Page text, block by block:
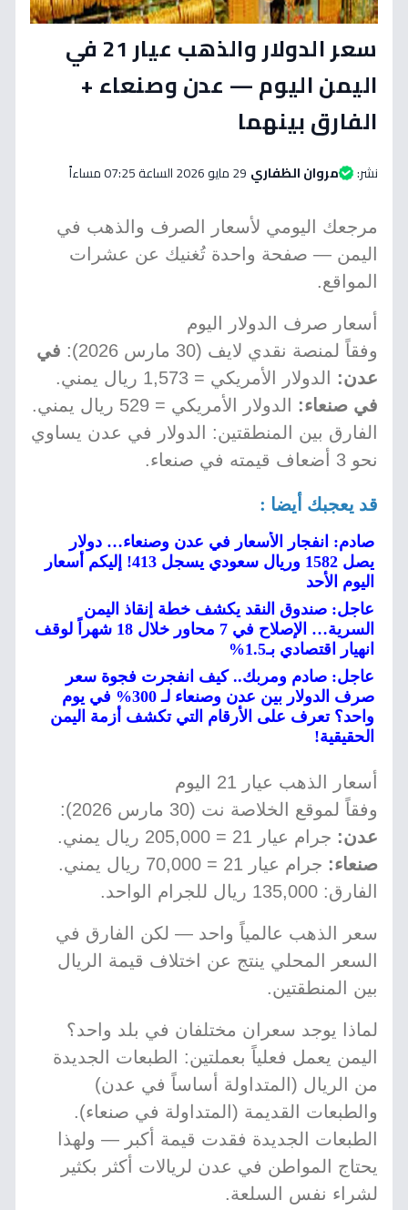
سعر الدولار والذهب عيار 21 في
اليمن اليوم — عدن وصنعاء +
الفارق بينهما
نشر: مروان الظفاري 29 مايو 2026 الساعة 07:25 مساءاً
مرجعك اليومي لأسعار الصرف والذهب في
اليمن — صفحة واحدة تُغنيك عن عشرات
المواقع.
أسعار صرف الدولار اليوم
وفقاً لمنصة نقدي لايف (30 مارس 2026):
في
عدن: الدولار الأمريكي = 1,573 ريال يمني.
في صنعاء:
الدولار الأمريكي = 529 ريال يمني.
الفارق بين المنطقتين: الدولار في عدن يساوي
نحو 3 أضعاف قيمته في صنعاء.
قد يعجبك أيضا :
صادم: انفجار الأسعار في عدن وصنعاء… دولار
يصل 1582 وريال سعودي يسجل 413! إليكم أسعار
اليوم الأحد
عاجل: صندوق النقد يكشف خطة إنقاذ اليمن
السرية… الإصلاح في 7 محاور خلال 18 شهراً لوقف
انهيار اقتصادي بـ1.5%
عاجل: صادم ومربك.. كيف انفجرت فجوة سعر
صرف الدولار بين عدن وصنعاء لـ 300% في يوم
واحد؟ تعرف على الأرقام التي تكشف أزمة اليمن
الحقيقية!
أسعار الذهب عيار 21 اليوم
وفقاً لموقع الخلاصة نت (30 مارس 2026):
عدن: جرام عيار 21 = 205,000 ريال يمني.
صنعاء:
جرام عيار 21 = 70,000 ريال يمني.
الفارق: 135,000 ريال للجرام الواحد.
سعر الذهب عالمياً واحد — لكن الفارق في
السعر المحلي ينتج عن اختلاف قيمة الريال
بين المنطقتين.
لماذا يوجد سعران مختلفان في بلد واحد؟
اليمن يعمل فعلياً بعملتين: الطبعات الجديدة
من الريال (المتداولة أساساً في عدن)
والطبعات القديمة (المتداولة في صنعاء).
الطبعات الجديدة فقدت قيمة أكبر — ولهذا
يحتاج المواطن في عدن لريالات أكثر بكثير
لشراء نفس السلعة.